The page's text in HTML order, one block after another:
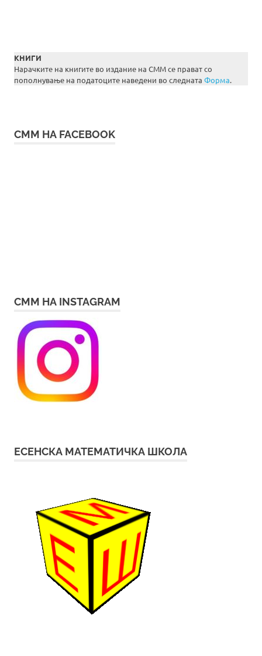
КНИГИ
Нарачките на книгите во издание на СММ се прават со
пополнување на податоците наведени во следната Форма.
СММ НА FACEBOOK
СММ НА INSTAGRAM
ЕСЕНСКА МАТЕМАТИЧКА ШКОЛА